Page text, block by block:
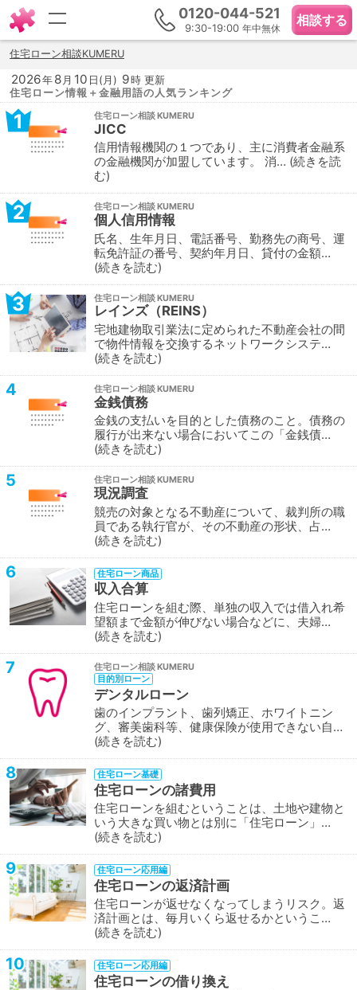
住宅ローン相談KUMERU
2026年8 月 10 日(月) 9時 更新
住宅ローン情報＋金融用語の人気ランキング
1 住宅ローン相談
JICC
信用情報機関の１つであり、主に消費者金融系
の金融機関が加盟しています。 消… 続きを読
む
2 住宅ローン相談
個人信用情報
氏名、生年月日、電話番号、勤務先の商号、運
転免許証の番号、契約年月日、貸付の金額…
続きを読む
3 住宅ローン相談
レインズ（REINS）
宅地建物取引業法に定められた不動産会社の間
で物件情報を交換するネットワークシステ…
続きを読む
4 住宅ローン相談
金銭債務
金銭の支払いを目的とした債務のこと。債務の
履行が出来ない場合においてこの「金銭債…
続きを読む
5 住宅ローン相談
現況調査
競売の対象となる不動産について、裁判所の職
員である執行官が、その不動産の形状、占…
続きを読む
6 住宅ローン商品
収入合算
住宅ローンを組む際、単独の収入では借入れ希
望額まで金額が伸びない場合などに、夫婦…
続きを読む
7
住宅ローン相談
目的別ローン
デンタルローン
歯のインプラント、歯列矯正、ホワイトニン
グ、審美歯科等、健康保険が使用できない自…
続きを読む
8 住宅ローン基礎
住宅ローンの諸費用
住宅ローンを組むということは、土地や建物と
いう大きな買い物とは別に「住宅ローン」…
続きを読む
9 住宅ローン応用編
住宅ローンの返済計画
住宅ローンが返せなくなってしまうリスク。返
済計画とは、毎月いくら返せるかというこ…
続きを読む
10 住宅ローン応用編
住宅ローンの借り換え
0120-044-521
9:30-19:00 年中無休
相談する